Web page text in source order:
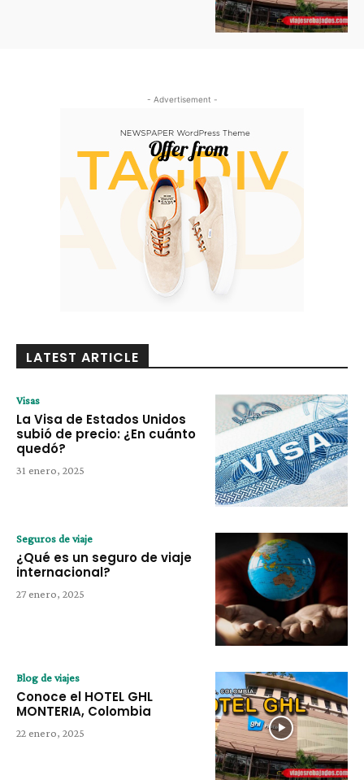
- Advertisement -
LATEST ARTICLE
Visas
La Visa de Estados Unidos
subió de precio: ¿En cuánto
quedó?
31 enero, 2025
Seguros de viaje
¿Qué es un seguro de viaje
internacional?
27 enero, 2025
Blog de viajes
Conoce el HOTEL GHL
MONTERIA, Colombia
22 enero, 2025